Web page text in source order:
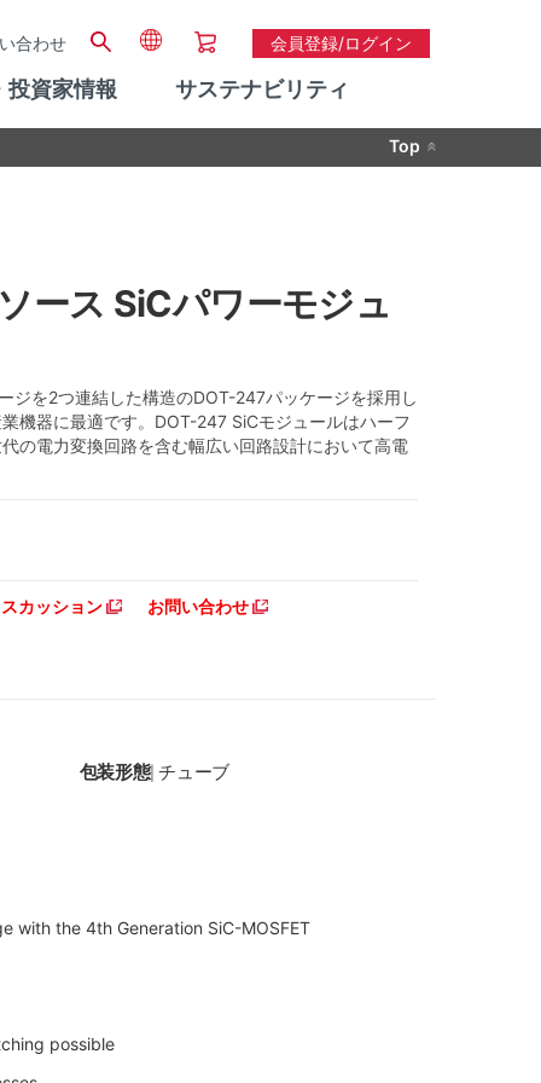
合わせ 会員登録/ログイン
投資家情報 サステナビリティ
Top
ース SiCパワーモジュ
を2つ連結した構造のDOT-247パッケージを採用し
機器に最適です。DOT-247 SiCモジュールはハーフ
の電力変換回路を含む幅広い回路設計において高電
カッション お問い合わせ
包装形態|チューブ
with the 4th Generation SiC-MOSFET
possible